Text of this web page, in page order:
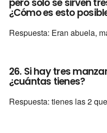
pero solo se sirven
¿Cómo es esto
Respuesta: Eran abuela,
26. Si hay tres
¿cuántas tienes?
Respuesta: tienes las 2